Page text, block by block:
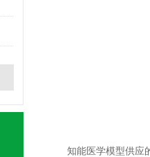
知能医学模型供应